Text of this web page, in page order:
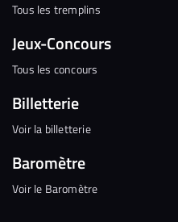
Tous les tremplins
Jeux-Concours
Tous les concours
Billetterie
Voir la billetterie
Baromètre
Voir le Baromètre